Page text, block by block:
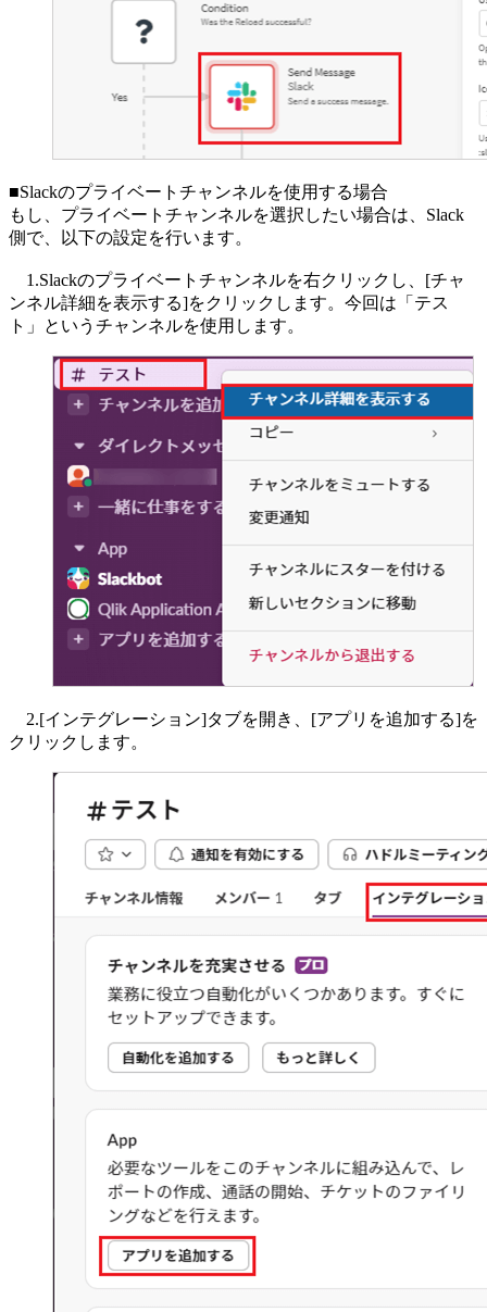
■Slackのプライベートチャンネルを使用する場合
もし、プライベートチャンネルを選択したい場合は、Slack
側で、以下の設定を行います。
1.Slackのプライベートチャンネルを右クリックし、[チャ
ンネル詳細を表示する]をクリックします。今回は「テス
ト」というチャンネルを使用します。
2.[インテグレーション]タブを開き、[アプリを追加する]を
クリックします。